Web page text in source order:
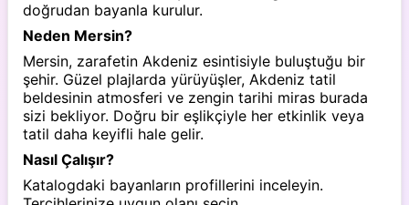
doğrudan bayanla kurulur.
Neden Mersin?
Mersin, zarafetin Akdeniz esintisiyle buluştuğu bir
şehir. Güzel plajlarda yürüyüşler, Akdeniz tatil
beldesinin atmosferi ve zengin tarihi miras burada
sizi bekliyor. Doğru bir eşlikçiyle her etkinlik veya
tatil daha keyifli hale gelir.
Nasıl Çalışır?
Katalogdaki bayanların profillerini inceleyin.